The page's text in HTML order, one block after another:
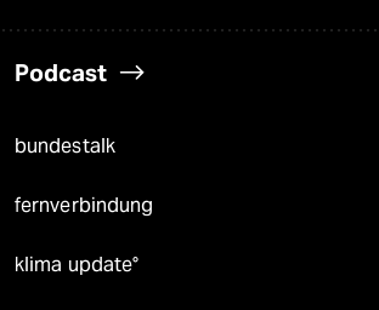
Podcast
bundestalk
fernverbindung
klima update°